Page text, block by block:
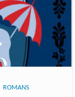
ROMANS